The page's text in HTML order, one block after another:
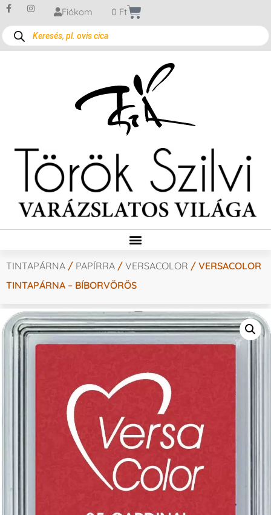
Fiókom 0 Ft
TINTAPÁRNA / PAPÍRRA / VERSACOLOR / VERSACOLOR
TINTAPÁRNA – BÍBORVÖRÖS